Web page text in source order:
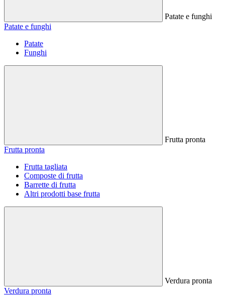
Patate e funghi
Patate e funghi
Patate
Funghi
Frutta pronta
Frutta pronta
Frutta tagliata
Composte di frutta
Barrette di frutta
Altri prodotti base frutta
Verdura pronta
Verdura pronta